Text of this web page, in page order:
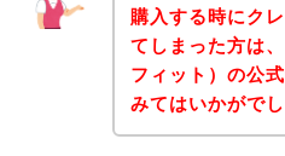
購入する時にク
てしまった方は
フィット）の公
みてはいかがで